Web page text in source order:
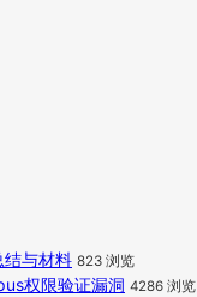
结与材料 823 浏览
权限验证漏洞 4286 浏览